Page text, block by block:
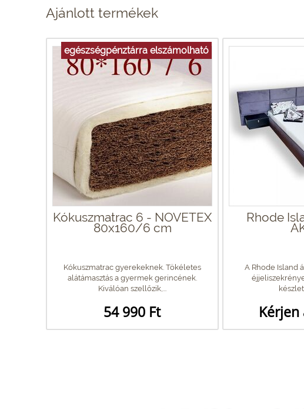
Ajánlott termékek
egészségpénztárra elszámolható
Kókuszmatrac 6 - NOVETEX
80x160/6 cm
Kókuszmatrac gyerekeknek. Tökéletes
alátámasztás a gyermek gerincének.
Kiválóan szellőzik,...
54 990 Ft
Rhode
A Rhode Island